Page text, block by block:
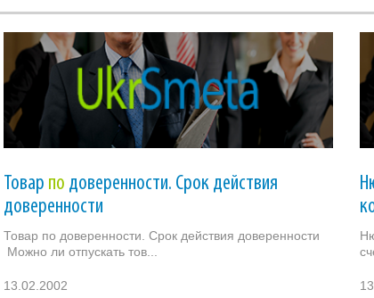
Товар по доверенности. Срок действия
доверенности
Товар по доверенности. Срок действия доверенности
Можно ли отпускать тов...
13.02.2002